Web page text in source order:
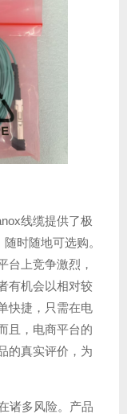
线缆提供了极
时随地可选购。
台上竞争激烈，
有机会以相对较
快捷，只需在电
且，电商平台的
的真实评价，为
诸多风险。产品